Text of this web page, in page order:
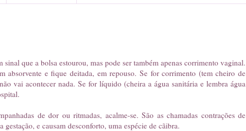
sinal que a bolsa estourou, mas pode ser também apenas corrimento vaginal.
absorvente e fique deitada, em repouso. Se for corrimento (tem cheiro de
vai acontecer nada. Se for líquido (cheira a água sanitária e lembra água
de dor ou ritmadas, acalme-se. São as chamadas contrações de
e causam desconforto, uma espécie de cãibra.